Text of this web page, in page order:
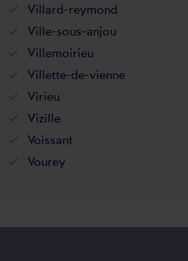
Villard-reymond
Ville-sous-anjou
Villemoirieu
Villette-de-vienne
Virieu
Vizille
Voissant
Vourey